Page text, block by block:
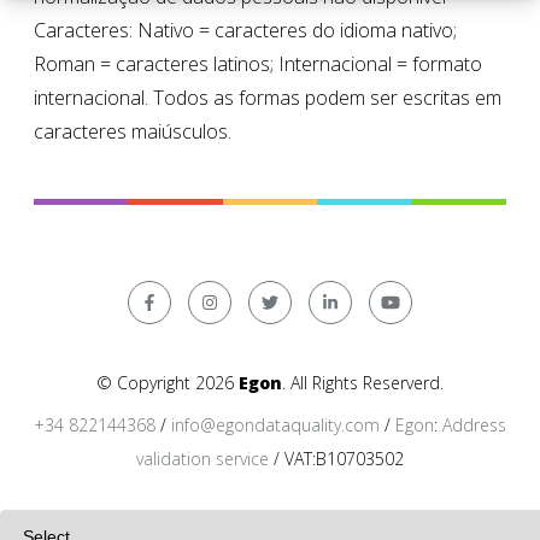
Caracteres: Nativo = caracteres do idioma nativo;
Roman = caracteres latinos; Internacional = formato
internacional. Todos as formas podem ser escritas em
caracteres maiúsculos.
© Copyright 2026 Egon. All Rights Reserverd.
+34 822144368 / info@egondataquality.com / Egon: Address
validation service / VAT:B10703502